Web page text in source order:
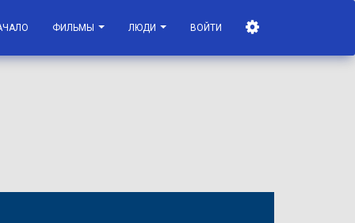
ФИЛЬМЫ ЛЮДИ ВОЙТИ